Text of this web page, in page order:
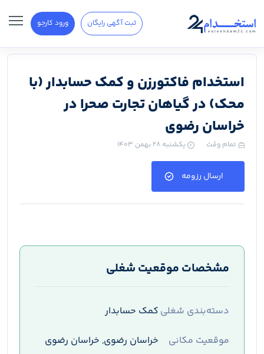
ثبت آگهی رایگان ورود کارجو
استخدام فاکتورزن و کمک حسابدار (با
محک) در گیاهان تجارت صحرا در
خراسان رضوی
تمام وقت یکشنبه ۲۸ بهمن ۱۴۰۳
ارسال رزومه
مشخصات موقعیت شغلی
دسته‌بندی شغلی کمک حسابدار
موقعیت مکانی
خراسان رضوی, خراسان رضوی